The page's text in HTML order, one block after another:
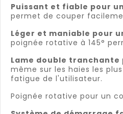
Puissant et fiable pour
permet de couper
Léger et maniable pour
poignée rotative à 145°
Lame double
même sur les haies les
fatigue de l'utilisateur.
Poignée rotative pour un